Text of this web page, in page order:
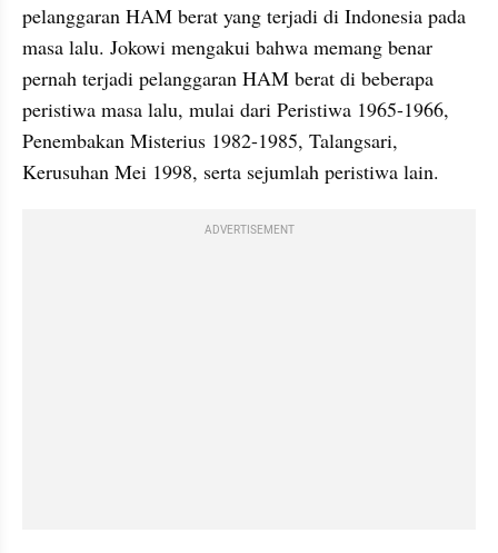
pelanggaran HAM berat yang terjadi di Indonesia pada
masa lalu. Jokowi mengakui bahwa memang benar
pernah terjadi pelanggaran HAM berat di beberapa
peristiwa masa lalu, mulai dari Peristiwa 1965-1966,
Penembakan Misterius 1982-1985, Talangsari,
Kerusuhan Mei 1998, serta sejumlah peristiwa lain.
ADVERTISEMENT